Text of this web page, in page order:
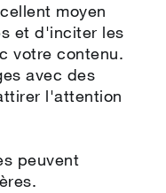
moyen
et d'inciter les
votre contenu.
avec des
l'attention
peuvent